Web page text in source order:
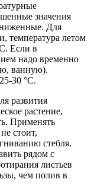
значения
Для
температура летом
Если в
надо временно
ванную).
30 °С.
развития
растение,
Применять
стоит,
стебля.
рядом с
листьев
чем полив в